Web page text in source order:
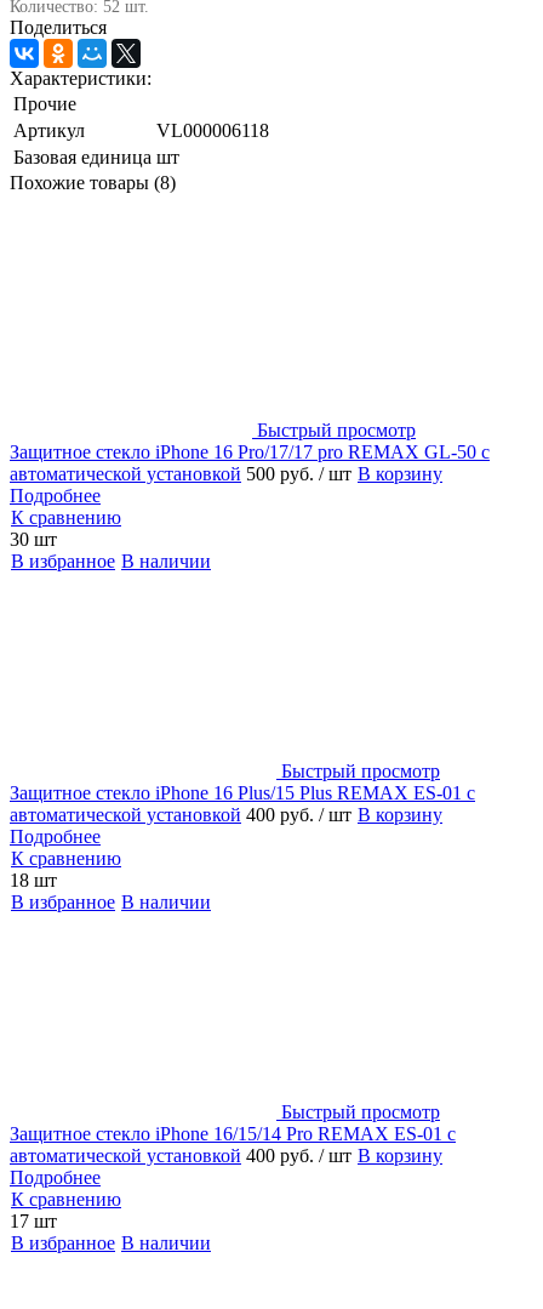
Количество: 52 шт.
Поделиться
Характеристики:
Прочие
Артикул
VL000006118
Базовая единица шт
Похожие товары (8)
Быстрый просмотр
Защитное стекло iPhone 16 Pro/17/17 pro REMAX GL-50 с
автоматической установкой 500 руб. / шт В корзину
Подробнее
К сравнению
30 шт
В избранное В наличии
Быстрый просмотр
Защитное стекло iPhone 16 Plus/15 Plus REMAX ES-01 с
автоматической установкой 400 руб. / шт В корзину
Подробнее
К сравнению
18 шт
В избранное В наличии
Быстрый просмотр
Защитное стекло iPhone 16/15/14 Pro REMAX ES-01 с
автоматической установкой 400 руб. / шт В корзину
Подробнее
К сравнению
17 шт
В избранное В наличии